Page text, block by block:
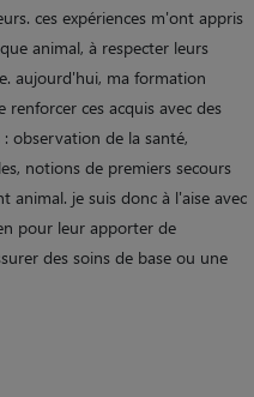
ces expériences m'ont appris
animal, à respecter leurs
aujourd'hui, ma formation
ces acquis avec des
observation de la santé,
notions de premiers secours
je suis donc à l'aise avec
pour leur apporter de
des soins de base ou une